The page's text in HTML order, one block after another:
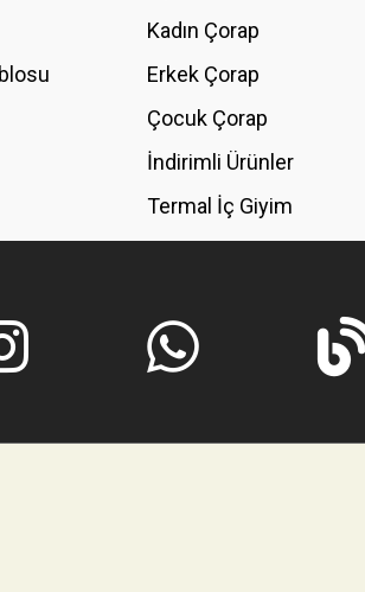
Kadın Çorap
Erkek Çorap
Çocuk Çorap
İndirimli Ürünler
Termal İç Giyim